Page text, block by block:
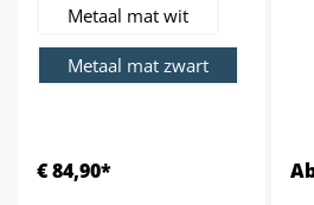
Metaal mat wit
Metaal mat zwart
€ 84,90*